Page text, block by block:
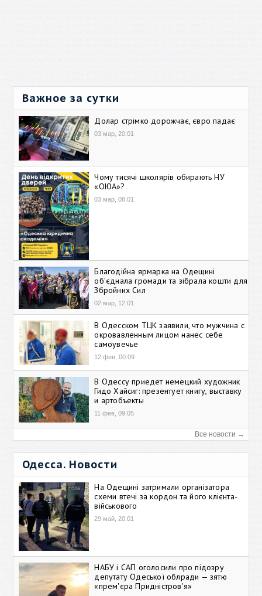
Важное за сутки
Долар стрімко дорожчає, євро падає
03 мар, 20:01
Чому тисячі школярів обирають НУ
«ОЮА»?
03 мар, 08:01
Благодійна ярмарка на Одещині
об’єднала громади та зібрала кошти для
Збройних Сил
02 мар, 12:01
В Одесском ТЦК заявили, что мужчина с
окровавленным лицом нанес себе
самоувечье
12 фев, 00:09
В Одессу приедет немецкий художник
Гидо Хайсиг: презентует книгу, выставку
и артобъекты
11 фев, 09:05
Все новости →
Одесса. Новости
На Одещині затримали організатора
схеми втечі за кордон та його клієнта-
військового
29 май, 20:01
НАБУ і САП оголосили про підозру
депутату Одеської облради — зятю
«прем'єра Придністров'я»